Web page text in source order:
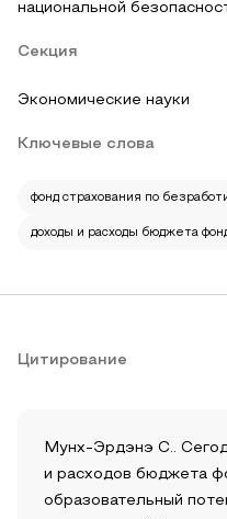
национальной
Секция
Экономические науки
Ключевые слова
фонд страхования по
доходы и расходы бюджета
Цитирование
Мунх-Эрдэнэ С..
и расходов бюджета
образовательный